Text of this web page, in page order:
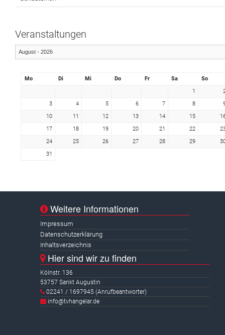
Veranstaltungen
Mo Di Mi Do Fr Sa
So
1
3
4 5 6 7 8
10
11 12 13 14 15
17
18 19 20 21 22
24
25 26 27 28 29
31
Weitere Informationen
Impressum
Datenschutzerklärung
Inhaltsverzeichnis
Hier sind wir zu finden
Kölnstr. 136
53757 Sankt Augustin
02241 / 1697945 (Anrufbeantworter)
info@tvhangelar.de